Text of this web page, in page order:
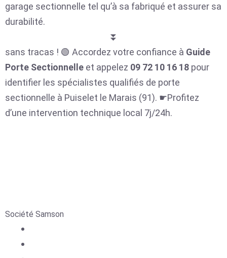
garage sectionnelle tel qu’à sa fabriqué et assurer sa
durabilité.
⏬
sans tracas ! 🟢 Accordez votre confiance à Guide
Porte Sectionnelle et appelez 09 72 10 16 18 pour
identifier les spécialistes qualifiés de porte
sectionnelle à Puiselet le Marais (91). ☛Profitez
d’une intervention technique local 7j/24h.
Société Samson